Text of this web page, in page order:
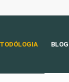
BLOG